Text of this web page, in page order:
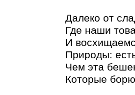
Далеко от
Где наши
И
Природы:
Чем эта
Которые